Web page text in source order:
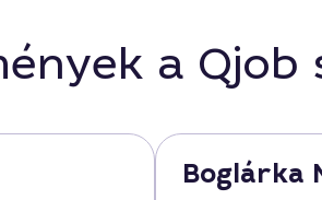
a Qjob
Boglárka